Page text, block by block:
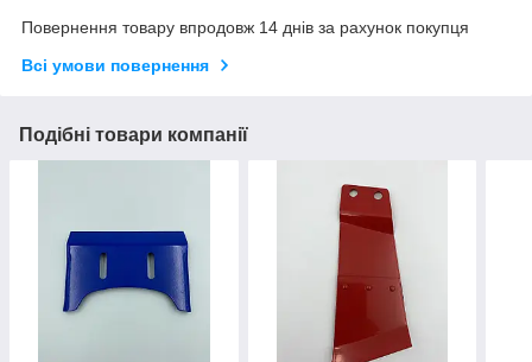
Повернення товару впродовж 14 днів за рахунок покупця
Всі умови повернення
Подібні товари компанії